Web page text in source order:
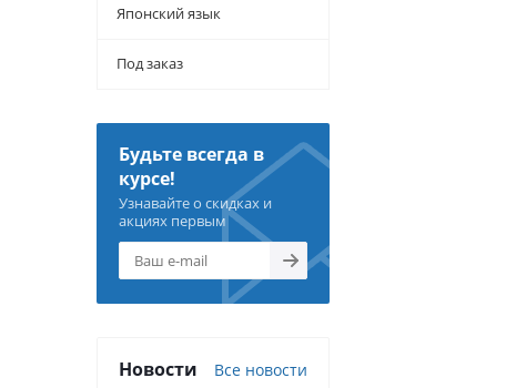
Японский язык
Под заказ
Будьте всегда в
курсе!
Узнавайте о скидках и
акциях первым
Новости Все новости